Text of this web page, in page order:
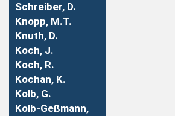
Schreiber, D.
Knopp, M.T.
Knuth, D.
Koch, J.
Koch, R.
Kochan, K.
Kolb, G.
Kolb-Geßmann,